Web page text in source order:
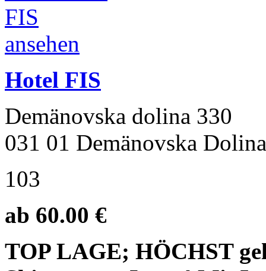
Hotel FIS
Demänovska dolina 330
031 01 Demänovska Dolina
103
ab 60.00 €
TOP LAGE; HÖCHST